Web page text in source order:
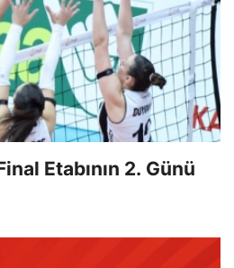
Etabının 2. Günü